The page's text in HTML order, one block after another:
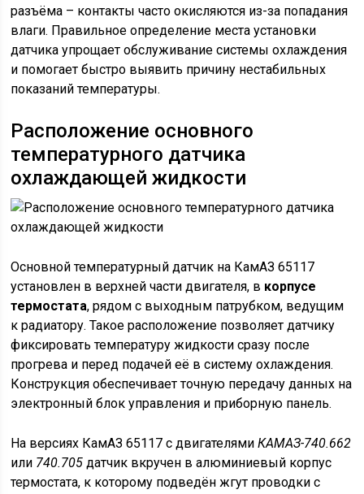
разъёма – контакты часто окисляются из-за попадания
влаги. Правильное определение места установки
датчика упрощает обслуживание системы охлаждения
и помогает быстро выявить причину нестабильных
показаний температуры.
Расположение основного
температурного датчика
охлаждающей жидкости
Основной температурный датчик на КамАЗ 65117
установлен в верхней части двигателя, в корпусе
термостата, рядом с выходным патрубком, ведущим
к радиатору. Такое расположение позволяет датчику
фиксировать температуру жидкости сразу после
прогрева и перед подачей её в систему охлаждения.
Конструкция обеспечивает точную передачу данных на
электронный блок управления и приборную панель.
На версиях КамАЗ 65117 с двигателямиКАМАЗ-740.662
или 740.705 датчик вкручен в алюминиевый корпус
термостата, к которому подведён жгут проводки с